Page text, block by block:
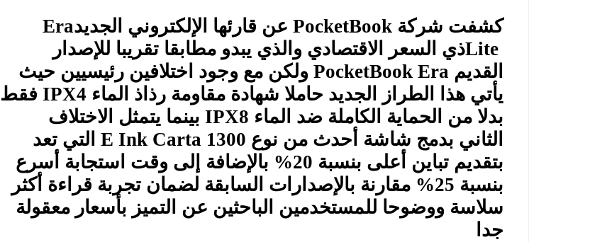
كشفت شركة PocketBook عن قارئها الإلكتروني الجديدEra
Liteذي السعر الاقتصادي والذي يبدو مطابقا تقريبا للإصدار
القديم PocketBook Era ولكن مع وجود اختلافين رئيسيين حيث
يأتي هذا الطراز الجديد حاملا شهادة مقاومة رذاذ الماء IPX4 فقط
بدلا من الحماية الكاملة ضد الماء IPX8 بينما يتمثل الاختلاف
الثاني بدمج شاشة أحدث من نوع E Ink Carta 1300 التي تعد
بتقديم تباين أعلى بنسبة 20% بالإضافة إلى وقت استجابة أسرع
بنسبة 25% مقارنة بالإصدارات السابقة لضمان تجربة قراءة أكثر
سلاسة ووضوحا للمستخدمين الباحثين عن التميز بأسعار معقولة
جدا